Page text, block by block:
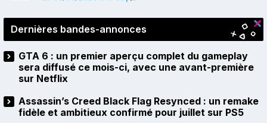
Dernières bandes-annonces
GTA 6 : un premier aperçu complet du gameplay
sera diffusé ce mois-ci, avec une avant-première
sur Netflix
Assassin’s Creed Black Flag Resynced : un remake
fidèle et ambitieux confirmé pour juillet sur PS5